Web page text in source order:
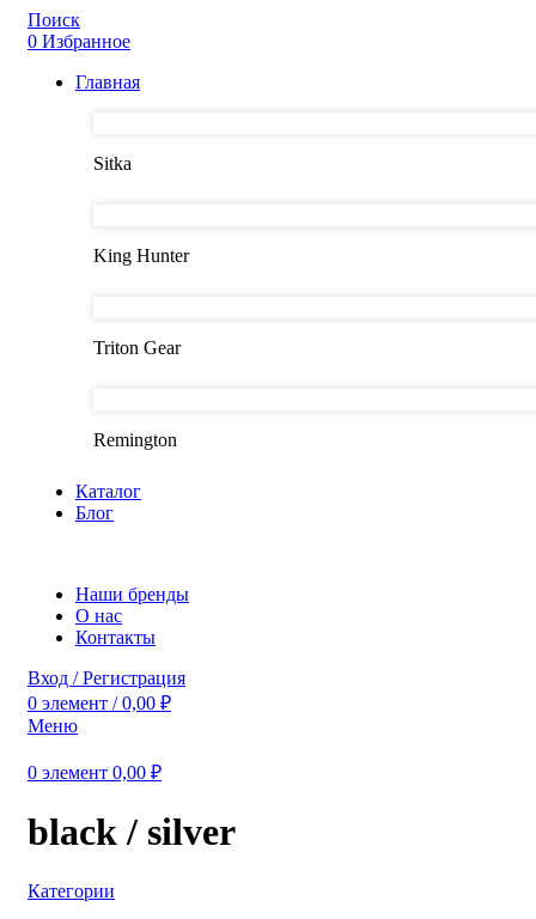
Поиск
0 Избранное
Главная
Sitka
King Hunter
Triton Gear
Remington
Каталог
Блог
Наши бренды
О нас
Контакты
Вход / Регистрация
0 элемент / 0,00 ₽
Меню
0 элемент 0,00 ₽
black / silver
Категории